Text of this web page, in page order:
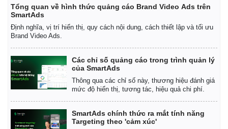
Vụ án
Tin nóng
Tư vấn luật
Vũ khí
Phân tích
Tổng quan về hình thức quảng cáo Brand Video Ads trên
SmartAds
Định nghĩa, vị trí hiển thị, quy cách nội dung, cách thiết lập và tối ưu
Brand Video Ads.
Các chỉ số quảng cáo trong trình quản lý
của SmartAds
Thông qua các chỉ số này, thương hiệu đánh giá
mức độ hiển thị, tương tác, hiệu quả chi phí.
SmartAds chính thức ra mắt tính năng
Targeting theo 'cảm xúc'